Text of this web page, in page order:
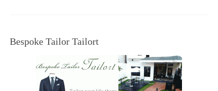
Bespoke Tailor Tailort